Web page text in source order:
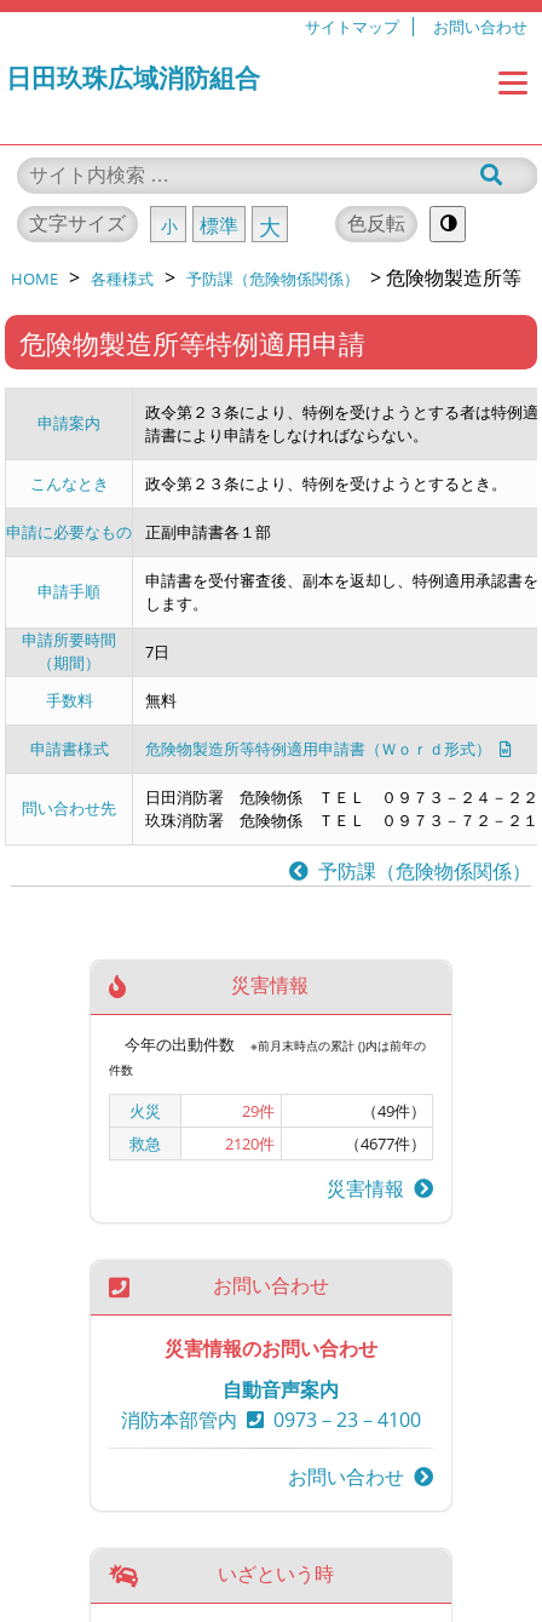
サイトマップ お問い合わせ
日田玖珠広域消防組合
文字サイズ 小 標準 大 色反転
HOME > 各種様式 > 予防課（危険物係関係） >危険物製造所等
特例適用申請
危険物製造所等特例適用申請
申請案内
政令第２３条により、特例を受けようとする者は特例
請書により申請をしなければならない。
こんなとき 政令第２３条により、特例を受けようとするとき。
申請に必要なもの 正副申請書各１部
申請手順
申請書を受付審査後、副本を返却し、特例適用承認書
します。
申請所要時間
（期間）
7日
手数料 無料
申請書様式 危険物製造所等特例適用申請書（Ｗｏｒｄ形式）
問い合わせ先
日田消防署 危険物係 ＴＥＬ ０９７３－２４－２２
玖珠消防署 危険物係 ＴＥＬ ０９７３－７２－２１
予防課（危険物係関係）
災害情報
今年の出動件数
※前月末時点の累計 ()内は前年の
件数
火災 29件
（49件）
救急
2120件 （4677件）
災害情報
お問い合わせ
災害情報のお問い合わせ
自動音声案内
消防本部管内
0973－23－4100
お問い合わせ
いざという時